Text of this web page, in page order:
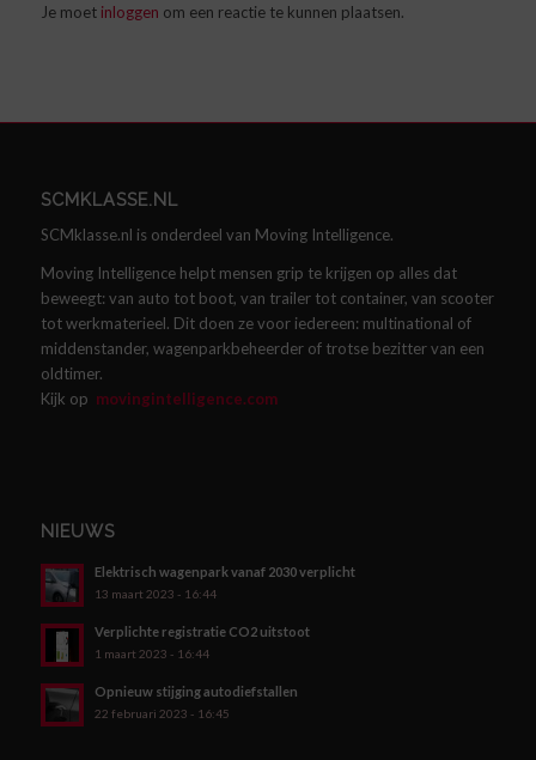
Je moet inloggen om een reactie te kunnen plaatsen.
SCMKLASSE.NL
SCMklasse.nl is onderdeel van Moving Intelligence.
Moving Intelligence helpt mensen grip te krijgen op alles dat
beweegt: van auto tot boot, van trailer tot container, van scooter
tot werkmaterieel. Dit doen ze voor iedereen: multinational of
middenstander, wagenparkbeheerder of trotse bezitter van een
oldtimer.
Kijk op movingintelligence.com
NIEUWS
Elektrisch wagenpark vanaf 2030 verplicht
13 maart 2023 - 16:44
Verplichte registratie CO2 uitstoot
1 maart 2023 - 16:44
Opnieuw stijging autodiefstallen
22 februari 2023 - 16:45